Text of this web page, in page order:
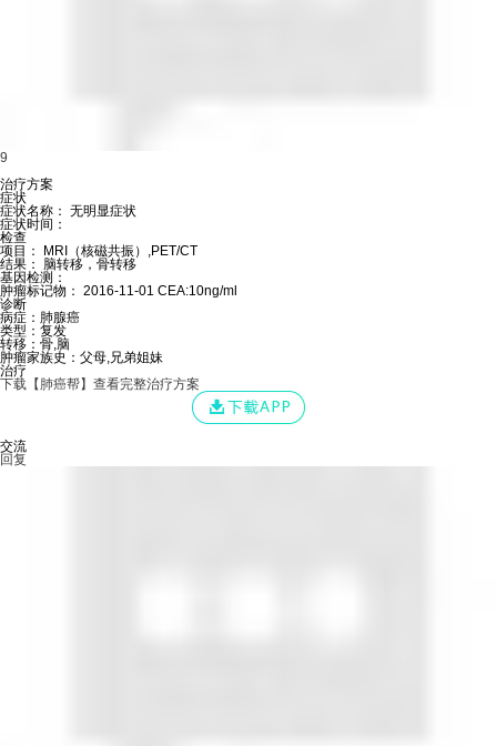
9
治疗方案
症状
症状名称： 无明显症状
症状时间：
检查
项目：
MRI（核磁共振）,PET/CT
结果：
脑转移，骨转移
基因检测：
肿瘤标记物： 2016-11-01 CEA:10ng/ml
诊断
病症： 肺腺癌
类型： 复发
转移： 骨,脑
肿瘤家族史： 父母,兄弟姐妹
治疗
下载【肺癌帮】查看完整治疗方案
交流
回复